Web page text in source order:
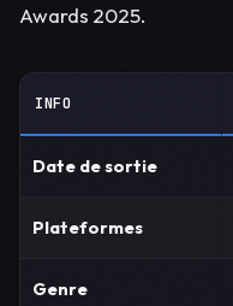
Awards 2025.
INFO
Date de sortie
Plateformes
Genre